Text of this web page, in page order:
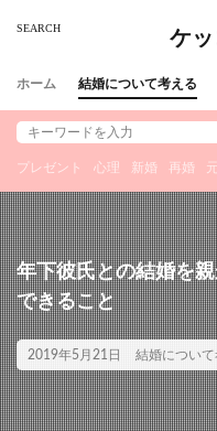
ケ
ホーム 結婚について考える
プレゼント 心理 新婚 再婚
年下彼氏との結婚を
できること
2019年5月21日 結婚について